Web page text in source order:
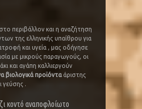
περιβάλλον και η αναζήτηση
της ελληνικής υπαίθρου για
και υγεία , μας οδήγησε
με μικρούς παραγωγούς, οι
και αγάπη καλλιεργούν
βιολογικά προϊόντα άριστης
γεύσης .
κοντό αναποφλοίωτο